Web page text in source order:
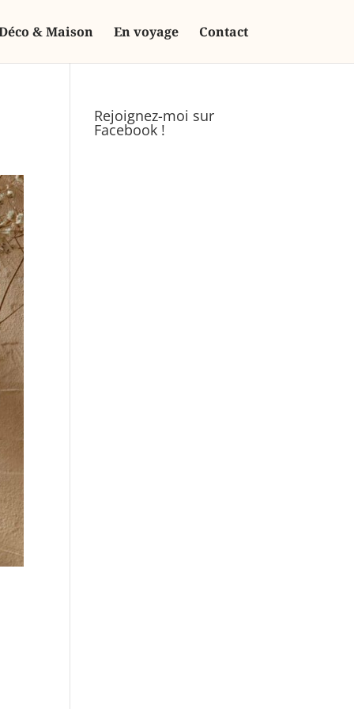
& Maison En voyage Contact
Rejoignez-moi sur
Facebook !